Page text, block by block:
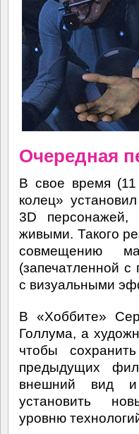
Очередная
В свое время (11
колец»
3D персонажей,
живыми. Такого
совмещению
(запечатленной
с визуальными
В «Хоббите»
Голлума, а
чтобы
предыдущих
внешний вид и
установить
уровню